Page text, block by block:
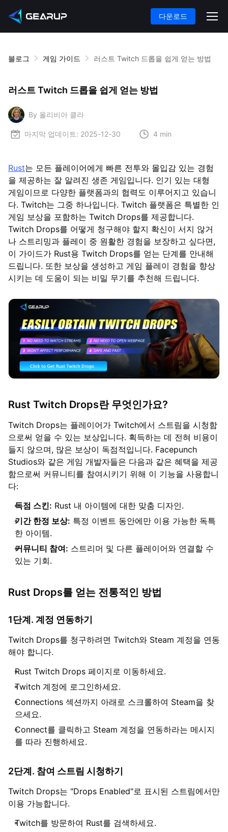
다운로드
블로그 게임 가이드 러스트 Twitch 드롭을 쉽게 얻는 방법
러스트 Twitch 드롭을 쉽게 얻는 방법
By 올리비아 클라
마지막 업데이트: 2025-12-30 4 min
Rust는 모든 플레이어에게 빠른 전투와 몰입감 있는 경험
을 제공하는 잘 알려진 생존 게임입니다. 인기 있는 대형
게임이므로 다양한 플랫폼과의 협력도 이루어지고 있습니
다. Twitch는 그중 하나입니다. Twitch 플랫폼은 특별한 인
게임 보상을 포함하는 Twitch Drops를 제공합니다.
Twitch Drops를 어떻게 청구해야 할지 확신이 서지 않거
나 스트리밍과 플레이 중 원활한 경험을 보장하고 싶다면,
이 가이드가 Rust용 Twitch Drops를 얻는 단계를 안내해
드립니다. 또한 보상을 생성하고 게임 플레이 경험을 향상
시키는 데 도움이 되는 비밀 무기를 추천해 드립니다.
Rust Twitch Drops란 무엇인가요?
Twitch Drops는 플레이어가 Twitch에서 스트림을 시청함
으로써 얻을 수 있는 보상입니다. 획득하는 데 전혀 비용이
들지 않으며, 많은 보상이 독점적입니다. Facepunch
Studios와 같은 게임 개발자들은 다음과 같은 혜택을 제공
함으로써 커뮤니티를 참여시키기 위해 이 기능을 사용합니
다:
독점 스킨: Rust 내 아이템에 대한 맞춤 디자인.
기간 한정 보상: 특정 이벤트 동안에만 이용 가능한 독특
한 아이템.
커뮤니티 참여: 스트리머 및 다른 플레이어와 연결할 수
있는 기회.
Rust Drops를 얻는 전통적인 방법
1단계. 계정 연동하기
Twitch Drops를 청구하려면 Twitch와 Steam 계정을 연동
해야 합니다.
Rust Twitch Drops 페이지로 이동하세요.
Twitch 계정에 로그인하세요.
Connections 섹션까지 아래로 스크롤하여 Steam을 찾
으세요.
Connect를 클릭하고 Steam 계정을 연동하라는 메시지
를 따라 진행하세요.
2단계. 참여 스트림 시청하기
Twitch Drops는 "Drops Enabled"로 표시된 스트림에서만
이용 가능합니다.
Twitch를 방문하여 Rust를 검색하세요.